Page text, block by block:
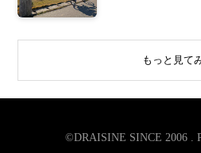
もっと見て
©DRAISINE SINCE 2006 .